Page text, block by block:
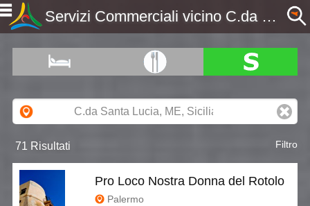
Servizi Commerciali vicino C.da Santa Lucia, ME, Sicilia - Etnaportal
Filtro
71 Risultati
Pro Loco Nostra Donna del Rotolo
Palermo